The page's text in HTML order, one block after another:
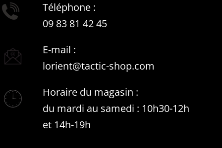
Téléphone :
09 83 81 42 45
E-mail :
lorient@tactic-shop.com
Horaire du magasin :
du mardi au samedi : 10h30-12h
et 14h-19h